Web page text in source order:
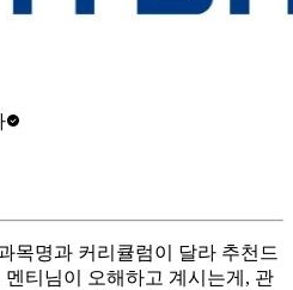
목명과 커리큘럼이 달라 추천드
티님이 오해하고 계시는게, 관